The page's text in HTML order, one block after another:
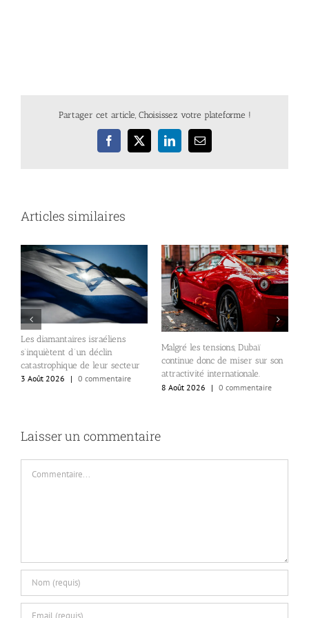
Partager cet article, Choisissez votre plateforme !
Facebook
X LinkedInEmail
Articles similaires
Les diamantaires israéliens
s’inquiètent d’un déclin
catastrophique de leur secteur
3 Août 2026
| 0 commentaire
Malgré les tensions, Dubaï
continue donc de miser sur son
attractivité internationale.
8 Août 2026
| 0 commentaire
Laisser un commentaire